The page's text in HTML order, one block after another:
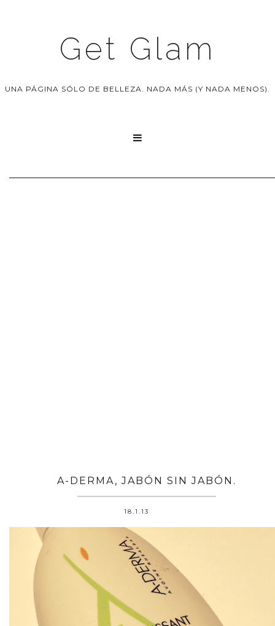
Get Glam
UNA PÁGINA SÓLO DE BELLEZA. NADA MÁS (Y NADA MENOS).

A-DERMA, JABÓN SIN JABÓN.
18.1.13